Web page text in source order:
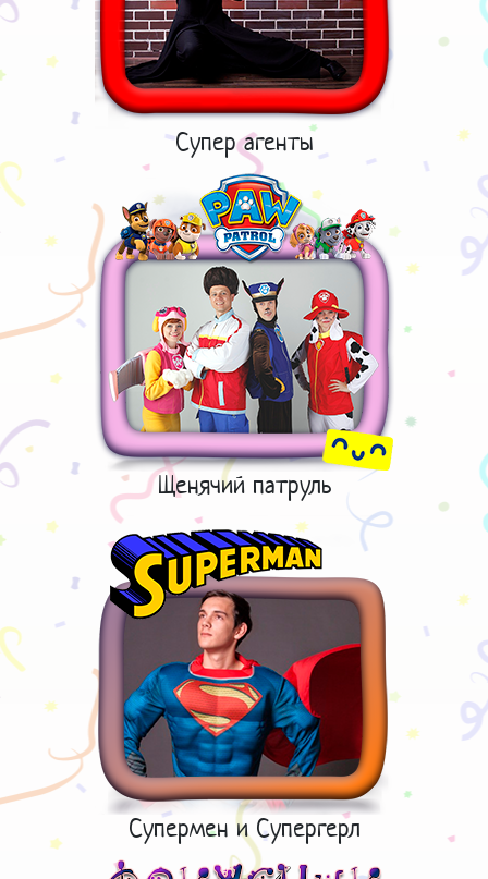
Супер агенты
Щенячий патруль
Супермен и Супергерл